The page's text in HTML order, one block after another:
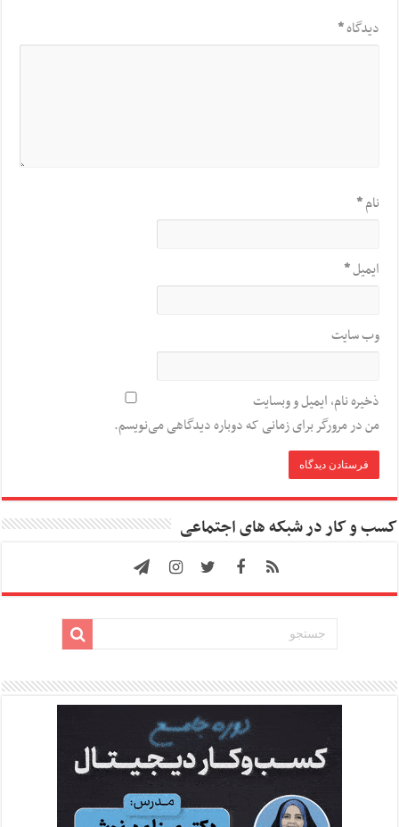
دیدگاه*
نام*
ایمیل*
وب‌ سایت
ذخیره نام، ایمیل و وبسایت
من در مرورگر برای زمانی که دوباره دیدگاهی می‌نویسم.
کسب و کار در شبکه های اجتماعی